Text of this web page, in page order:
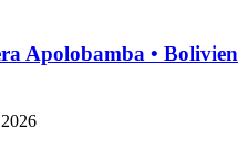
Apolobamba • Bolivien